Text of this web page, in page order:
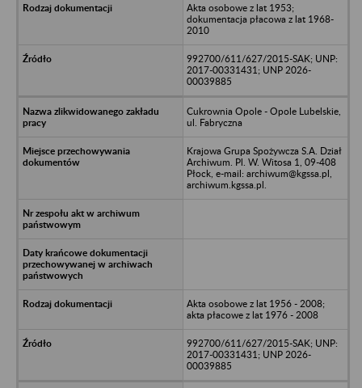
Akta osobowe z lat 1953;
dokumentacja płacowa z lat 1968-
2010
992700/611/627/2015-SAK; UNP:
2017-00331431; UNP 2026-
00039885
Cukrownia Opole - Opole Lubelskie,
ul. Fabryczna
Krajowa Grupa Spożywcza S.A. Dział
Archiwum. Pl. W. Witosa 1, 09-408
Płock, e-mail: archiwum@kgssa.pl,
archiwum.kgssa.pl.
Akta osobowe z lat 1956 - 2008;
akta płacowe z lat 1976 - 2008
992700/611/627/2015-SAK; UNP:
2017-00331431; UNP 2026-
00039885